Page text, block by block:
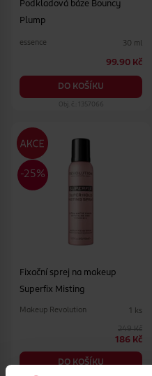
Podkladová báze Bouncy
Plump
essence 30 ml
99.90 Kč
DO KOŠÍKU
Fixační sprej na makeup
Superfix Misting
Makeup Revolution 1 ks
249 Kč
186 Kč
DO KOŠÍKU